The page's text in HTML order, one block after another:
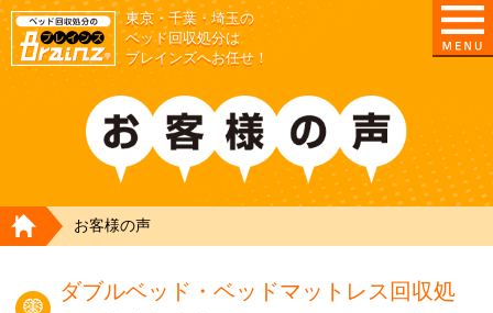
東京・千葉・埼玉の
ベッド回収処分は
ブレインズへお任せ！
HOME
お客様の声
ダブルベッド・ベッドマットレス回収処